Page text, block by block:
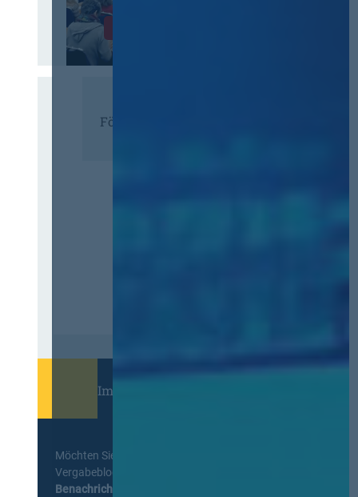
Förderer
Immer informiert bleiben!
Möchten Sie keine Neuigkeiten aus dem
Vergabeblog verpassen? Per
Benachrichtigung